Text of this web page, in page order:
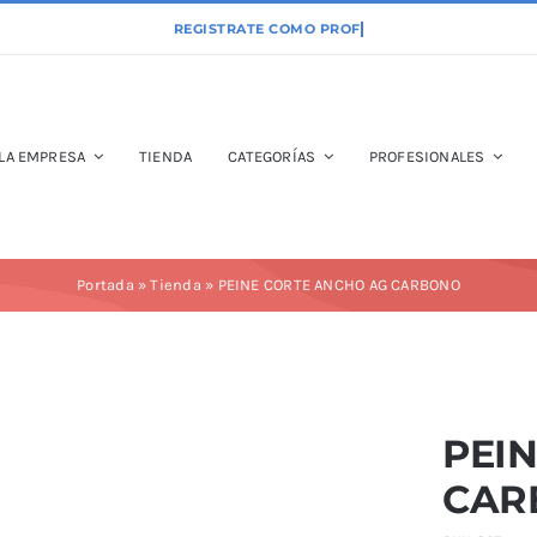
LA EMPRESA TIENDA CATEGORÍAS PROFESIONALES
Portada »Tienda » PEINE CORTE ANCHO AG CARBONO